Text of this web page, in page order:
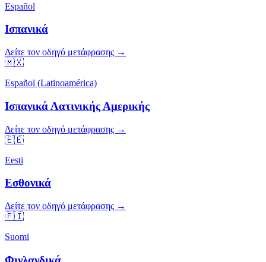
Español
Ισπανικά
Δείτε τον οδηγό μετάφρασης →
🇲🇽
Español (Latinoamérica)
Ισπανικά Λατινικής Αμερικής
Δείτε τον οδηγό μετάφρασης →
🇪🇪
Eesti
Εσθονικά
Δείτε τον οδηγό μετάφρασης →
🇫🇮
Suomi